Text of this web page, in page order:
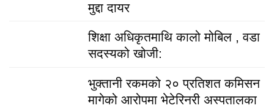
मुद्दा दायर
शिक्षा अधिकृतमाथि कालो मोबिल , वडा
सदस्यको खोजी:
भुक्तानी रकमको २० प्रतिशत कमिसन
मागेको आरोपमा भेटेरिनरी अस्पतालका